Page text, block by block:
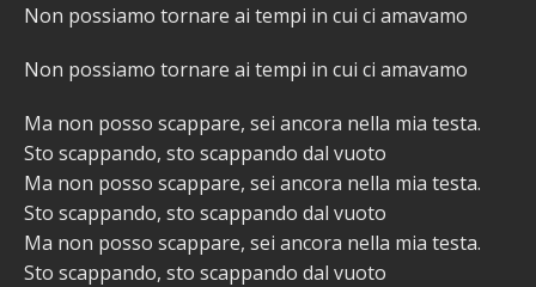
Non possiamo tornare ai tempi in cui ci amavamo
Non possiamo tornare ai tempi in cui ci amavamo
Ma non posso scappare, sei ancora nella mia testa.
Sto scappando, sto scappando dal vuoto
Ma non posso scappare, sei ancora nella mia testa.
Sto scappando, sto scappando dal vuoto
Ma non posso scappare, sei ancora nella mia testa.
Sto scappando, sto scappando dal vuoto